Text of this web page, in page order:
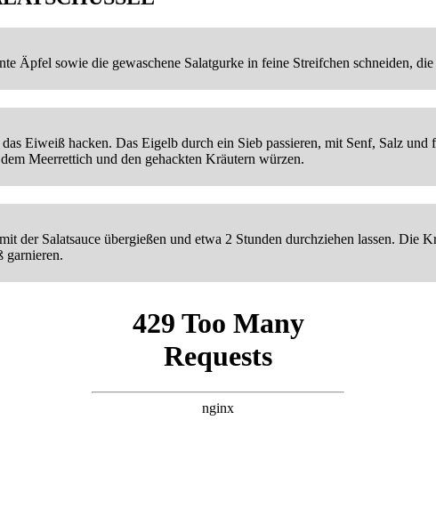
Äpfel sowie die gewaschene Salatgurke in feine Streifchen schneiden,
Eiweiß hacken. Das Eigelb durch ein Sieb passieren, mit Senf, Salz
Meerrettich und den gehackten Kräutern würzen.
der Salatsauce übergießen und etwa 2 Stunden durchziehen lassen. Die
garnieren.